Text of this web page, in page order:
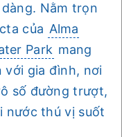
Nằm trọn
của Alma
Park mang
với gia đình, nơi
số đường trượt,
nước thú vị suốt